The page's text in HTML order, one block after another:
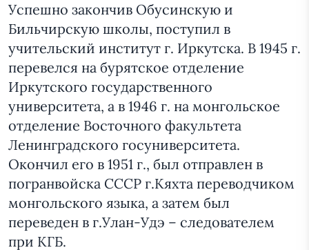
Успешно закончив Обусинскую и
Бильчирскую школы, поступил в
учительский институт г. Иркутска. В 1945 г.
перевелся на бурятское отделение
Иркутского государственного
университета, а в 1946 г. на монгольское
отделение Восточного факультета
Ленинградского госуниверситета.
Окончил его в 1951 г., был отправлен в
погранвойска СССР г.Кяхта переводчиком
монгольского языка, а затем был
переведен в г.Улан-Удэ – следователем
при КГБ.